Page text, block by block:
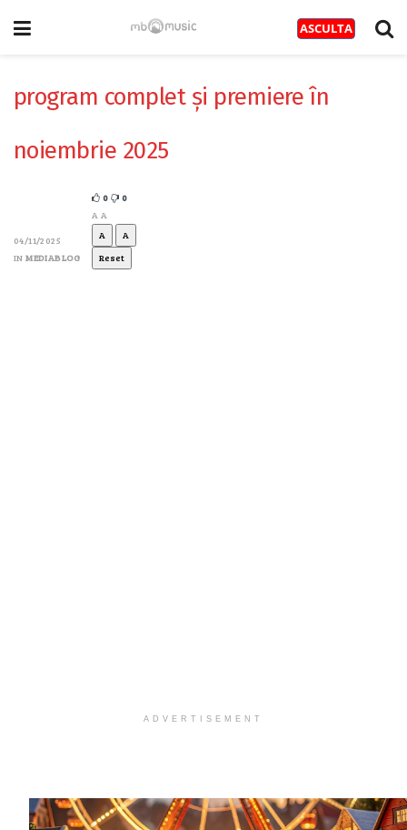
program complet și premiere în
noiembrie 2025
04/11/2025
IN MEDIABLOG
0
0
A A
A
A
Reset
ADVERTISEMENT